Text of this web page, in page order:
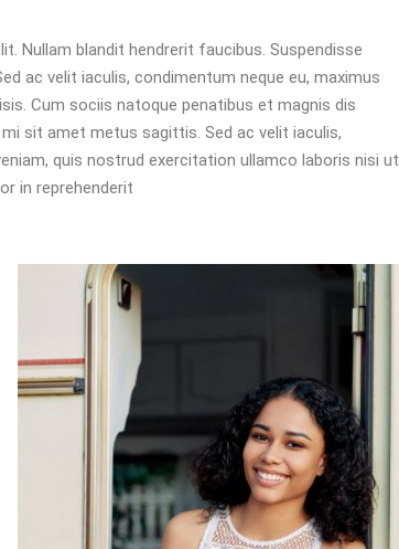
Nullam blandit hendrerit faucibus. Suspendisse
ac velit iaculis, condimentum neque eu, maximus
Cum sociis natoque penatibus et magnis dis
sit amet metus sagittis. Sed ac velit iaculis,
quis nostrud exercitation ullamco laboris nisi ut
in reprehenderit